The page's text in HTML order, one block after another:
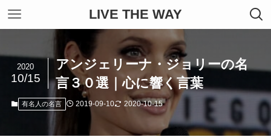
LIVE THE WAY
アンジェリーナ・ジョリーの名
言３０選｜心に響く言葉
2020
10/15
有名人の名言 2019-09-10 2020-10-15